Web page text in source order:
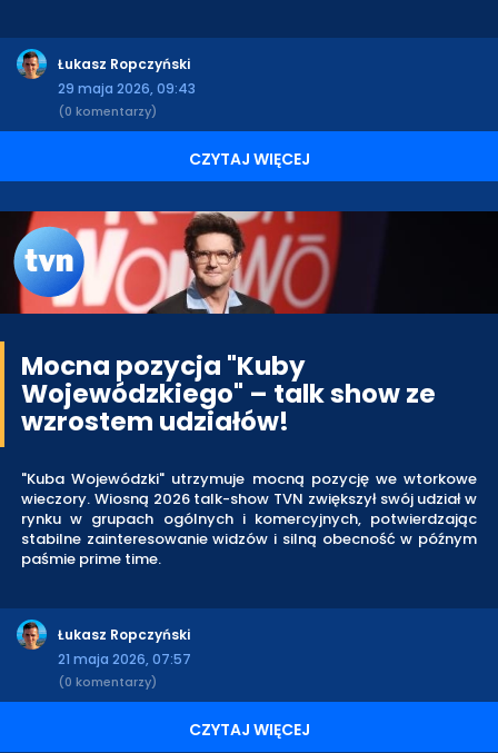
Łukasz Ropczyński
29 maja 2026, 09:43
(0 komentarzy)
CZYTAJ WIĘCEJ
Mocna pozycja "Kuby
Wojewódzkiego" – talk show ze
wzrostem udziałów!
"Kuba Wojewódzki" utrzymuje mocną pozycję we wtorkowe
wieczory. Wiosną 2026 talk-show TVN zwiększył swój udział w
rynku w grupach ogólnych i komercyjnych, potwierdzając
stabilne zainteresowanie widzów i silną obecność w późnym
paśmie prime time.
Łukasz Ropczyński
21 maja 2026, 07:57
(0 komentarzy)
CZYTAJ WIĘCEJ